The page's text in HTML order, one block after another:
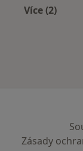
Více (2)
Zásady